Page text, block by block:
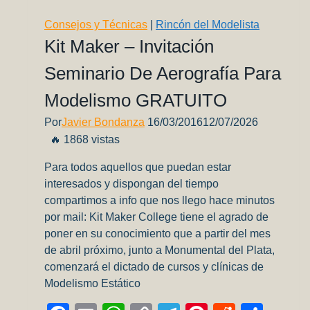
Consejos y Técnicas Rincón del Modelista
Kit Maker – Invitación
Seminario De Aerografía Para
Modelismo GRATUITO
PorJavier Bondanza 16/03/201612/07/2026
🔥 1868 vistas
Para todos aquellos que puedan estar
interesados y dispongan del tiempo
compartimos a info que nos llego hace minutos
por mail: Kit Maker College tiene el agrado de
poner en su conocimiento que a partir del mes
de abril próximo, junto a Monumental del Plata,
comenzará el dictado de cursos y clínicas de
Modelismo Estático